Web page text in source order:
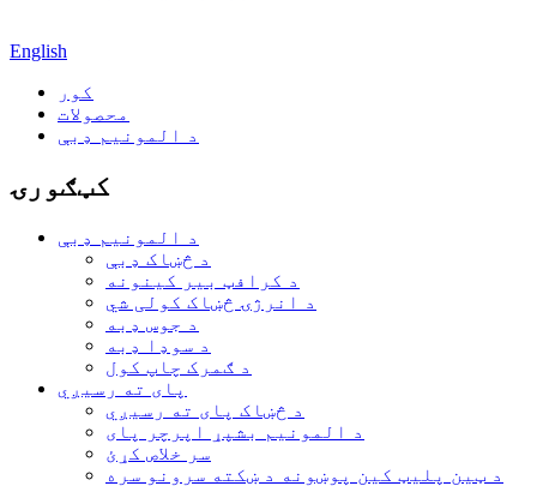
English
کور
محصولات
د المونیم ډبې
کټګورۍ
د المونیم ډبې
د څښاک ډبې
د کرافټ بیر کینونه
د انرژۍ څښاک کولی شي
د جوس ډبه
د سوډا ډبه
د ګمرک چاپ کول
پای ته رسیږي
د څښاک پای ته رسیږي
د المونیم بشپړ اپرچر پای
سر خلاص کړئ
د ټین پلیټ کین پوښونه د ښکته سرونو سره